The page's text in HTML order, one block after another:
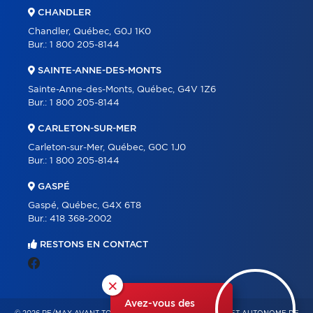
×
Avez-vous des
CHANDLER
Chandler, Québec, G0J 1K0
Bur.: 1 800 205-8144
SAINTE-ANNE-DES-MONTS
Sainte-Anne-des-Monts, Québec, G4V 1Z6
Bur.: 1 800 205-8144
CARLETON-SUR-MER
Carleton-sur-Mer, Québec, G0C 1J0
Bur.: 1 800 205-8144
GASPÉ
Gaspé, Québec, G4X 6T8
Bur.: 418 368-2002
RESTONS EN CONTACT